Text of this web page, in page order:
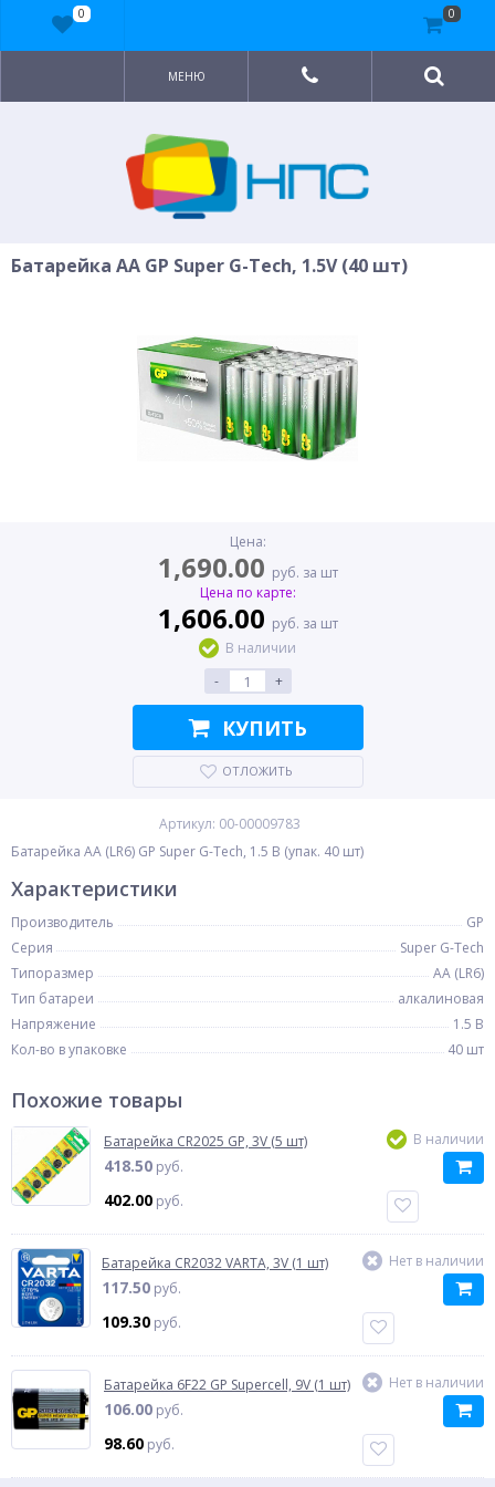
МЕНЮ
Батарейка AA GP Super G-Tech, 1.5V (40 шт)
Цена:
1,690.00 руб. за шт
Цена по карте:
1,606.00 руб. за шт
В наличии
-
+
КУПИТЬ
ОТЛОЖИТЬ
Артикул: 00-00009783
Батарейка AA (LR6) GP Super G-Tech, 1.5 В (упак. 40 шт)
Характеристики
Производитель
GP
Серия
Super G-Tech
Типоразмер
AA (LR6)
Тип батареи
алкалиновая
Напряжение
1.5 В
Кол-во в упаковке
40 шт
Похожие товары
Батарейка CR2025 GP, 3V (5 шт)
418.50 руб.
402.00 руб.
В наличии
Батарейка CR2032 VARTA, 3V (1 шт)
117.50 руб.
109.30 руб.
Нет в наличии
Батарейка 6F22 GP Supercell, 9V (1 шт)
106.00 руб.
98.60 руб.
Нет в наличии
0 0